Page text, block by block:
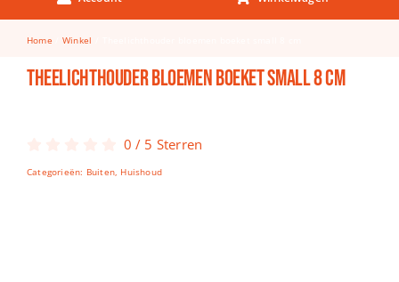
Keuken & Tafelen
Kinderfietsen
Knutselen
Spellen
Home Winkel
Theelichthouder bloemen boeket small 8 cm
0 / 5 Sterren
Categorieën: Buiten, Huishoud